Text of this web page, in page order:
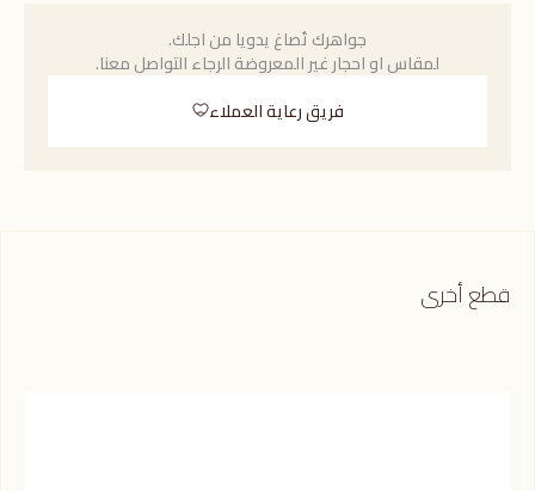
جواهرك تُصاغ يدويا من اجلك.
لمقاس او احجار غير المعروضة الرجاء التواصل معنا.
فريق رعاية العملاء
قطع أخرى